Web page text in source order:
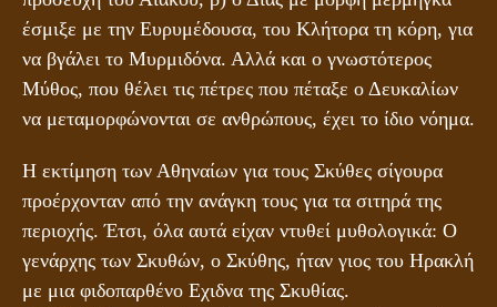
έσμιξε με την Ευρυμέδουσα, του Κλήτορα τη κόρη, για
να βγάλει το Μυρμιδόνα. Αλλά και ο γνωστότερος
Μύθος, που θέλει τις πέτρες που πέταξε ο Δευκαλίων
να μεταμορφώνονται σε ανθρώπους, έχει το ίδιο νόημα.
Η εκτίμηση των Αθηναίων για τους Σκύθες σίγουρα
προέρχονταν από την ανάγκη τους για τα σιτηρά της
περιοχής. Έτσι, όλα αυτά είχαν ντυθεί μυθολογικά: Ο
γενάρχης των Σκυθών, ο Σκύθης, ήταν γιος του Ηρακλή
με μια φιδοπαρθένο Εχιδνα της Σκυθίας.